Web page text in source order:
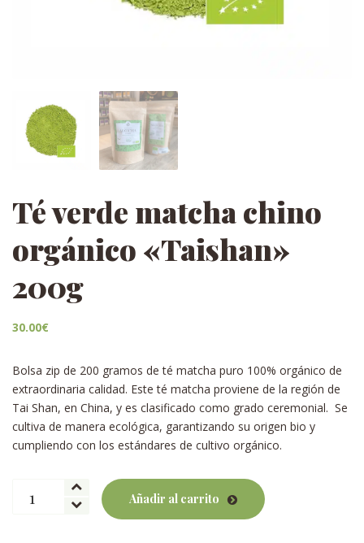
Té verde matcha chino
orgánico «Taishan»
200g
30.00€
Bolsa zip de 200 gramos de té matcha puro 100% orgánico de
extraordinaria calidad. Este té matcha proviene de la región de
Tai Shan, en China, y es clasificado como grado ceremonial. Se
cultiva de manera ecológica, garantizando su origen bio y
cumpliendo con los estándares de cultivo orgánico.
verde
Añadir al carrito